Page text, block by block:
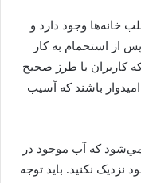
خانه‌ها وجود دارد و
از استحمام به كار
كاربران با طرز صحيح
باشند ٬مي‌توانند اميدوار باشند كه آسيب
كه آب موجود در
خود نزديک نکنيد. بايد توجه